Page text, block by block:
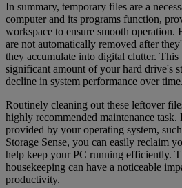
In summary, temporary files are a
computer and its programs function,
workspace to ensure smooth operation.
are not automatically removed after
they accumulate into digital clutter. This
significant amount of your hard drive's
decline in system performance over time.
Routinely cleaning out these leftover
highly recommended maintenance
provided by your operating system,
Storage Sense, you can easily reclaim
help keep your PC running efficiently.
housekeeping can have a noticeable
productivity.